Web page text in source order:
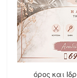
όρος και